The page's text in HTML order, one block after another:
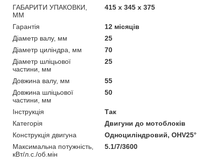
ГАБАРИТИ УПАКОВКИ,
ММ
415 х 345 х 375
Гарантія
12 місяців
Діаметр валу, мм
25
Діаметр циліндра, мм
70
Діаметр шліцьової
частини, мм
25
Довжина валу, мм
55
Довжина шліцьової
частини, мм
50
Інструкція
Так
Категорія
Двигуни до мотоблоків
Конструкція двигуна
Одноциліндровий, OHV25°
Максимальна потужність,
кВт/л.с./об.мін
5.1/7/3600